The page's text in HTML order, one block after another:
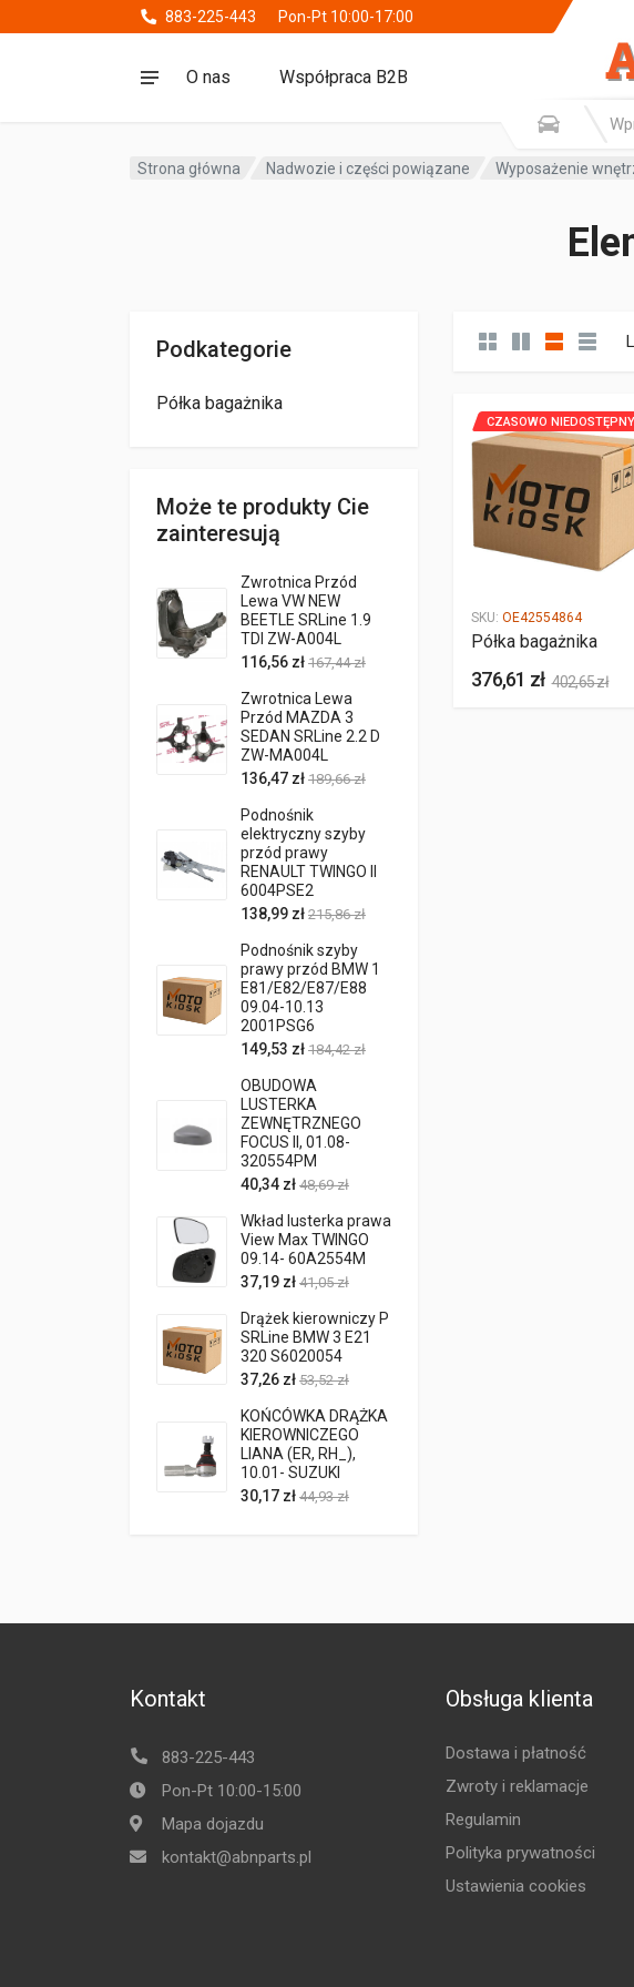
883-225-443 Pon-Pt 10:00-17:00
O nas Współpraca B2B
Strona główna Nadwozie i części powiązane Wyposażenie
Podkategorie
Półka bagażnika
Może te produkty Cie
zainteresują
Zwrotnica Przód
Lewa VW NEW
BEETLE SRLine 1.9
TDI ZW-A004L
116,56 zł 167,44 zł
Zwrotnica Lewa
Przód MAZDA 3
SEDAN SRLine 2.2 D
ZW-MA004L
136,47 zł 189,66 zł
Podnośnik
elektryczny szyby
przód prawy
RENAULT TWINGO II
6004PSE2
138,99 zł 215,86 zł
Podnośnik szyby
prawy przód BMW 1
E81/E82/E87/E88
09.04-10.13
2001PSG6
149,53 zł 184,42 zł
OBUDOWA
LUSTERKA
ZEWNĘTRZNEGO
FOCUS II, 01.08-
320554PM
40,34 zł 48,69 zł
Wkład lusterka prawa
View Max TWINGO
09.14- 60A2554M
37,19 zł 41,05 zł
Drążek kierowniczy P
SRLine BMW 3 E21
320 S6020054
37,26 zł 53,52 zł
KOŃCÓWKA DRĄŻKA
KIEROWNICZEGO
LIANA (ER, RH_),
10.01- SUZUKI
30,17 zł 44,93 zł
SKU: OE42554864
Półka bagażnika
CZASOWO NIEDOSTĘPNY
376,61 zł 402,65 zł
Kontakt
883-225-443
Pon-Pt 10:00-15:00
Mapa dojazdu
kontakt@abnparts.pl
Obsługa klienta
Dostawa i płatność
Zwroty i reklamacje
Regulamin
Polityka prywatności
Ustawienia cookies